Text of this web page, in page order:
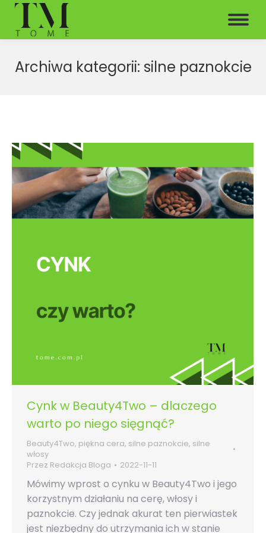
Archiwa kategorii: silne paznokcie
Cynk w Beauty4Two – dlaczego
warto po niego sięgnąć?
Beauty4Two, piękna cera, silne paznokcie, silne
włosy
Przez Redakcja Bloga 2022-11-11
Mówimy wprost o cynku w Beauty4Two i jego
korzystnym działaniu na cerę, włosy i
paznokcie. Czy jednak akurat ten pierwiastek
jest niezbędny do utrzymania ich w stanie